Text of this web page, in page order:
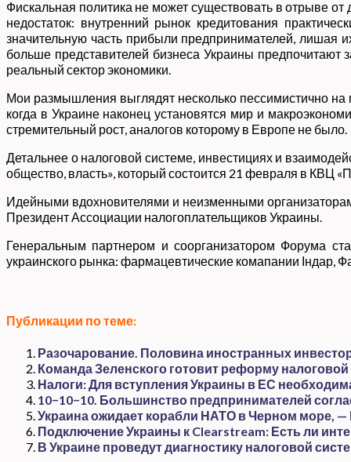
Фискальная политика не может существовать в отрыве
недостаток: внутренний рынок кредитования
значительную часть прибыли предпринимателей, лишая
больше представителей бизнеса Украины предпочитают
реальный сектор экономики.
Мои размышления выглядят несколько пессимистично на
когда в Украине наконец установятся мир и
стремительный рост, аналогов которому в Европе не было.
Детальнее о налоговой системе, инвестициях и
общество, власть», который состоится 21 февраля в КВЦ
Идейными вдохновителями и неизменными
Президент Ассоциации налогоплательщиков Украины.
Генеральным партнером и соорганизатором Форума
украинского рынка: фармацевтические комапании
Публикации по теме:
Разочарование. Половина иностранных
Команда Зеленского готовит реформу
Налоги: Для вступления Украины в ЕС
10−10−10. Большинство предпринимателей
Украина ожидает корабли НАТО в Черном море, —
Подключение Украины к Clearstream: Есть ли
В Украине проведут диагностику налоговой